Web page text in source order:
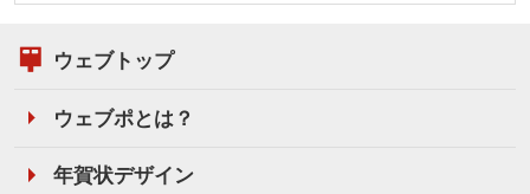
ウェブトップ
ウェブポとは？
年賀状デザイン